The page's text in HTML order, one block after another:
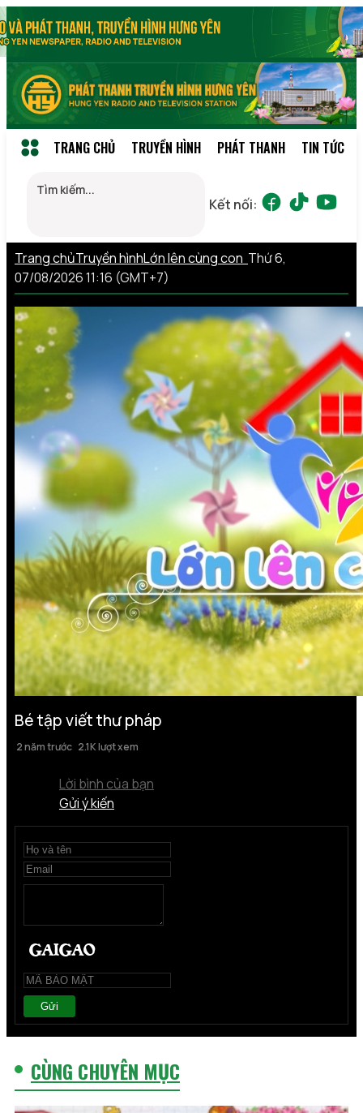
TRANG CHỦ TRUYỀN HÌNH PHÁT THANH TIN TỨC
Kết nối:
Trang chủTruyền hìnhLớn lên cùng con Thứ 6,
07/08/2026 11:16 (GMT+7)
Bé tập viết thư pháp
2 năm trước 2.1K lượt xem
Lời bình của bạn
Gửi ý kiến
Gửi
CÙNG CHUYÊN MỤC